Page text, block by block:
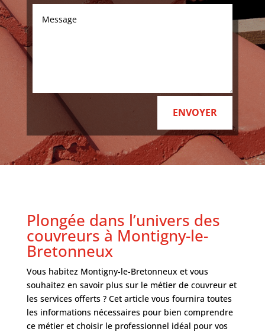
ENVOYER
Plongée dans l’univers des
couvreurs à Montigny-le-
Bretonneux
Vous habitez Montigny-le-Bretonneux et vous
souhaitez en savoir plus sur le métier de couvreur et
les services offerts ? Cet article vous fournira toutes
les informations nécessaires pour bien comprendre
ce métier et choisir le professionnel idéal pour vos